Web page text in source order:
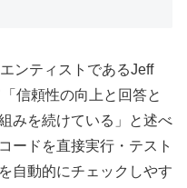
ンティストであるJeff
信頼性の向上と回答と
みを続けている」と述べ
ードを直接実行・テスト
自動的にチェックしやす